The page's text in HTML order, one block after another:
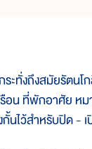
งถึงสมัยรัตนโก
อน ที่พักอาศัย ห
นไว้สำหรับปิด -